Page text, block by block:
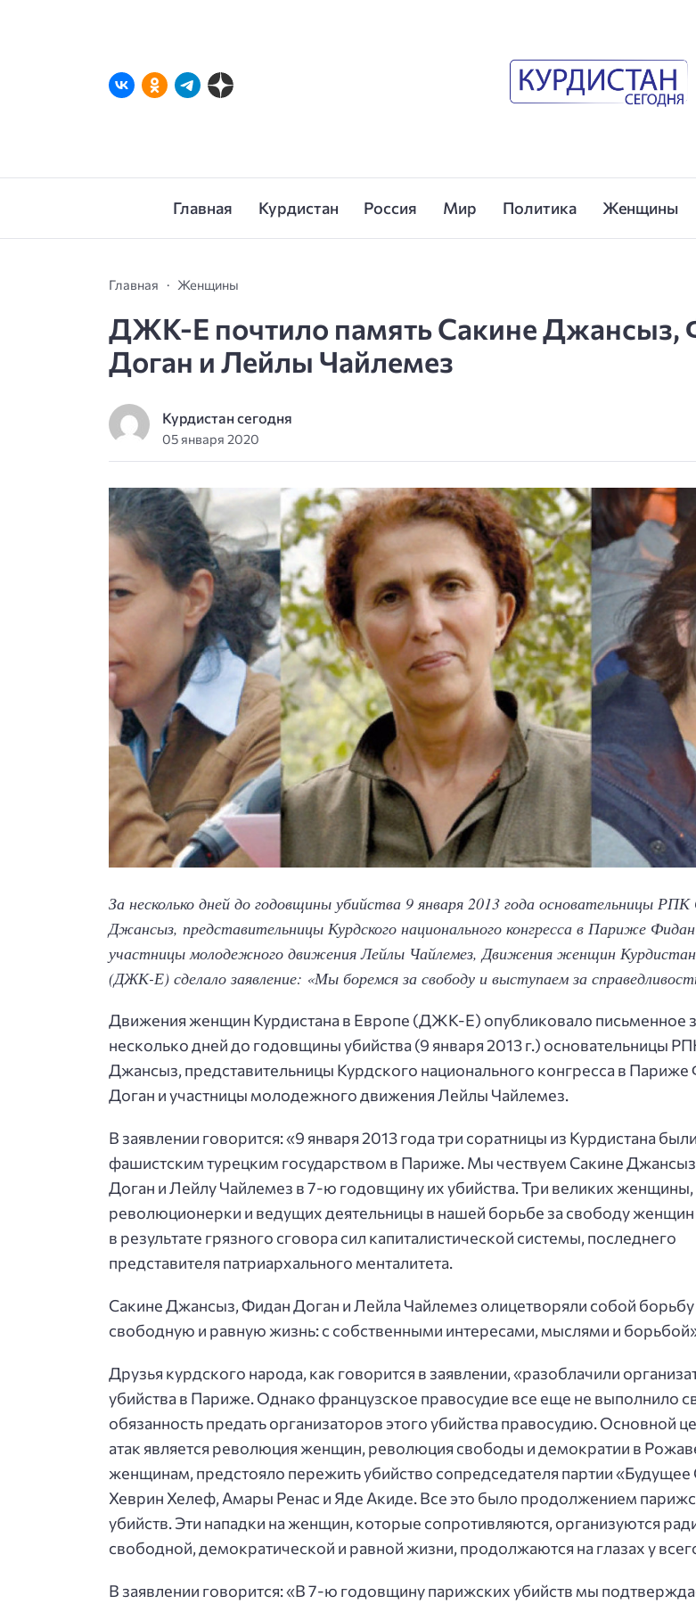
Главная Курдистан Россия Мир Политика Женщины
Главная Женщины
ДЖК-Е почтило память Сакине Джансыз,
Доган и Лейлы Чайлемез
Курдистан сегодня
05 января 2020
За несколько дней до годовщины убийства 9 января 2013 года основательницы РПК
Джансыз, представительницы Курдского национального конгресса в Париже
участницы молодежного движения Лейлы Чайлемез, Движения женщин
(ДЖК-Е) сделало заявление: «Мы боремся за свободу и выступаем за
Движения женщин Курдистана в Европе (ДЖК-Е) опубликовало письменное
несколько дней до годовщины убийства (9 января 2013 г.) основательницы
Джансыз, представительницы Курдского национального конгресса в Париже
Доган и участницы молодежного движения Лейлы Чайлемез.
В заявлении говорится: «9 января 2013 года три соратницы из Курдистана
фашистским турецким государством в Париже. Мы чествуем Сакине
Доган и Лейлу Чайлемез в 7-ю годовщину их убийства. Три великих женщины,
революционерки и ведущих деятельницы в нашей борьбе за свободу
в результате грязного сговора сил капиталистической системы, последнего
представителя патриархального менталитета.
Сакине Джансыз, Фидан Доган и Лейла Чайлемез олицетворяли собой
свободную и равную жизнь: с собственными интересами, мыслями и
Друзья курдского народа, как говорится в заявлении, «разоблачили
убийства в Париже. Однако французское правосудие все еще не выполнило
обязанность предать организаторов этого убийства правосудию. Основной
атак является революция женщин, революция свободы и демократии в
женщинам, предстояло пережить убийство сопредседателя партии
Хеврин Хелеф, Амары Ренас и Яде Акиде. Все это было продолжением
убийств. Эти нападки на женщин, которые сопротивляются, организуются
свободной, демократической и равной жизни, продолжаются на глазах у
В заявлении говорится: «В 7-ю годовщину парижских убийств мы